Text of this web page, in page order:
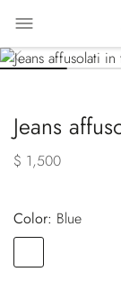
Jeans
$ 1,500
Color:
blue